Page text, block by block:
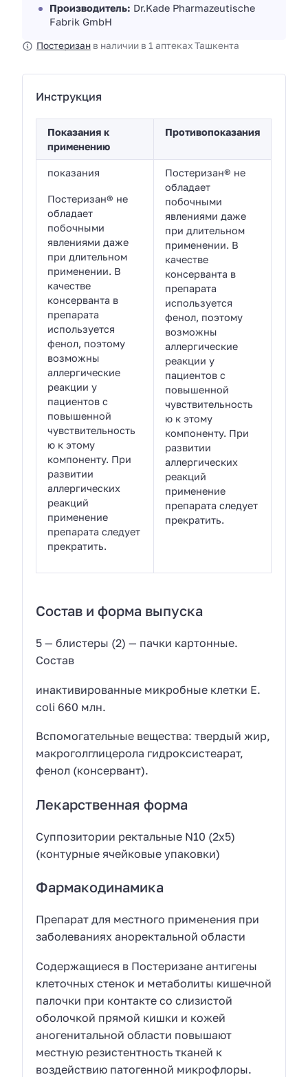
Производитель: Dr.Kade Pharmazeutische
Fabrik GmbH
Постеризанв наличии в 1 аптеках Ташкента
Инструкция
Показания к
применению
Противопоказания
показания
Постеризан® не
обладает
побочными
явлениями даже
при длительном
применении. В
качестве
консерванта в
препарата
используется
фенол, поэтому
возможны
аллергические
реакции у
пациентов с
повышенной
чувствительность
ю к этому
компоненту. При
развитии
аллергических
реакций
применение
препарата следует
прекратить.
Постеризан® не
обладает
побочными
явлениями даже
при длительном
применении. В
качестве
консерванта в
препарата
используется
фенол, поэтому
возможны
аллергические
реакции у
пациентов с
повышенной
чувствительность
ю к этому
компоненту. При
развитии
аллергических
реакций
применение
препарата следует
прекратить.
Состав и форма выпуска
5 — блистеры (2) — пачки картонные.
Состав
инактивированные микробные клетки E.
coli 660 млн.
Вспомогательные вещества: твердый жир,
макроголглицерола гидроксистеарат,
фенол (консервант).
Лекарственная форма
Суппозитории ректальные N10 (2х5)
(контурные ячейковые упаковки)
Фармакодинамика
Препарат для местного применения при
заболеваниях аноректальной области
Содержащиеся в Постеризане антигены
клеточных стенок и метаболиты кишечной
палочки при контакте со слизистой
оболочкой прямой кишки и кожей
аногенитальной области повышают
местную резистентность тканей к
воздействию патогенной микрофлоры.